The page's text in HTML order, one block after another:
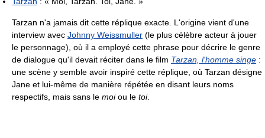
Tarzan n'a jamais dit cette réplique exacte. L'origine vient d'une
interview avec Johnny Weissmuller (le plus célèbre acteur à jouer
le personnage), où il a employé cette phrase pour décrire le genre
de dialogue qu'il devait réciter dans le film Tarzan, l'homme singe :
une scène y semble avoir inspiré cette réplique, où Tarzan désigne
Jane et lui-même de manière répétée en disant leurs noms
respectifs, mais sans le moiou le toi.